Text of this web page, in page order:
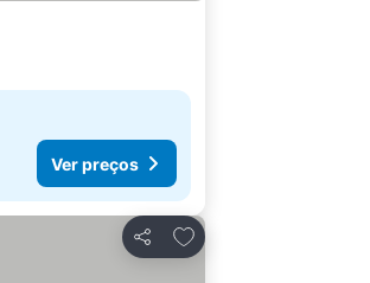
Ver preços
Partilhar
Adicionar aos favoritos